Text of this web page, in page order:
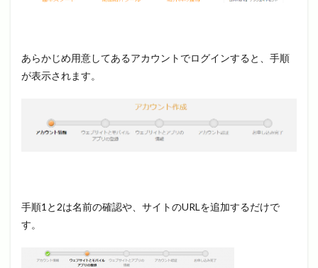
あらかじめ用意してあるアカウントでログインすると、手順
が表示されます。
手順1と2は名前の確認や、サイトのURLを追加するだけで
す。